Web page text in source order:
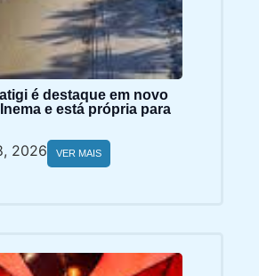
é destaque em novo
e está própria para
2026 VER MAIS